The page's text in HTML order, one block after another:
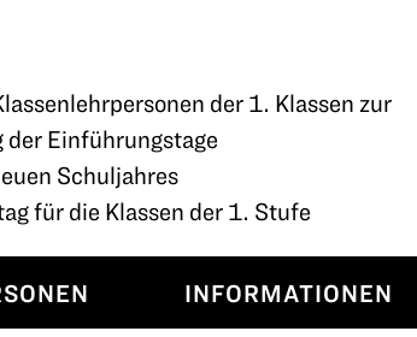
der 1. Klassen zur
der Einführungstage
Schuljahres
für die Klassen der 1. Stufe
INFORMATIONEN